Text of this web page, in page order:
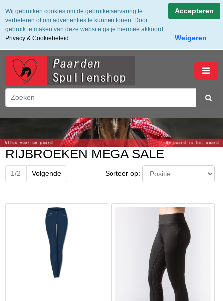
✔ Groot assortiment ✔ De beste merken ✔ Gratis verzending
vanaf 50,- (NL) ✔ Achteraf Betalen ✔ 14 dagen bedenktijd
winkelwagen
RIJBROEKEN MEGA SALE
Sorteer op:
1/2 Volgende
Wij gebruiken cookies om de gebruikerservaring te
verbeteren of om advertenties te kunnen tonen. Door
gebruik te maken van deze website ga je hiermee akkoord.
Privacy & Cookiebeleid
Accepteren
Weigeren